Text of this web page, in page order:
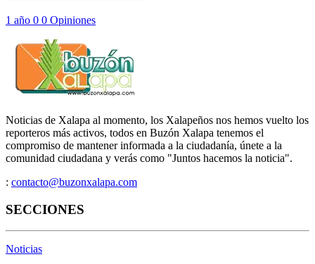
1 año 0 0 Opiniones
Noticias de Xalapa al momento, los Xalapeños nos hemos vuelto los
reporteros más activos, todos en Buzón Xalapa tenemos el
compromiso de mantener informada a la ciudadanía, únete a la
comunidad ciudadana y verás como "Juntos hacemos la noticia".
: contacto@buzonxalapa.com
SECCIONES
Noticias